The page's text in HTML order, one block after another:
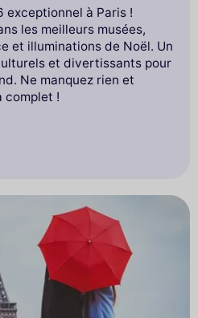
exceptionnel à Paris !
les meilleurs musées,
et illuminations de Noël. Un
et divertissants pour
Ne manquez rien et
complet !